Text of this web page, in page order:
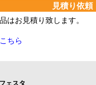
見積り依頼
はお見積り致します。
ちら
ェスタ